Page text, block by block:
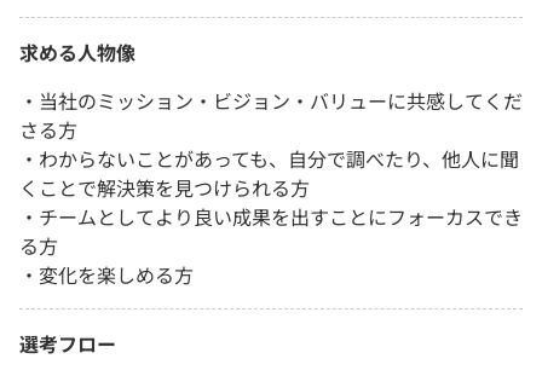
求める人物像
・当社のミッション・ビジョン・バリューに共感してくだ
さる方
・わからないことがあっても、自分で調べたり、他人に聞
くことで解決策を見つけられる方
・チームとしてより良い成果を出すことにフォーカスでき
る方
・変化を楽しめる方
選考フロー